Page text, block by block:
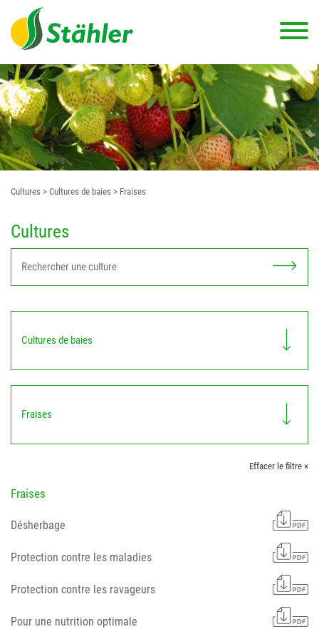
Cultures > Cultures de baies > Fraises
Cultures
Cultures de baies
Fraises
Effacer le filtre ×
Fraises
Désherbage
Protection contre les maladies
Protection contre les ravageurs
Pour une nutrition optimale